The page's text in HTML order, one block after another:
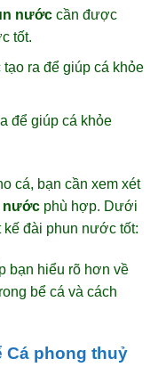
nướccần được
tốt.
ra để giúp cá khỏe
để giúp cá khỏe
cá, bạn cần xem xét
nước phù hợp. Dưới
kế đài phun nước tốt:
bạn hiểu rõ hơn về
bể cá và cách
Cá phong thuỷ